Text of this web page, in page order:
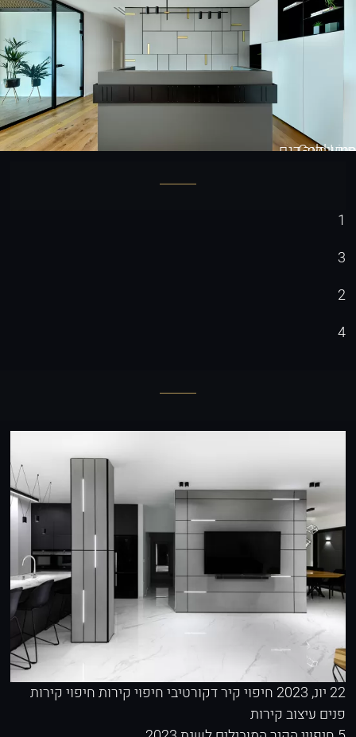
חיפוי קיר דגם
Gold Line
1
3
2
4
22 יונ, 2023 חיפוי קיר דקורטיביחיפוי קירותחיפוי קירות
פנים עיצוב קירות